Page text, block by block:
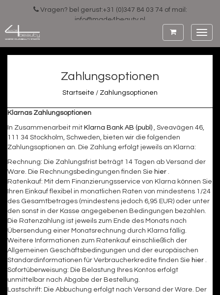
Vragen? bel gerust:+31 (0)347 84 03 74 of mail:
info@made4beauty.nl
Zahlungsoptionen
Startseite / Zahlungsoptionen
Klarnas Zahlungsoptionen
In Zusammenarbeit mit Klarna Bank AB (publ) , Sveavägen 46,
111 34 Stockholm, Schweden, bieten wir die folgenden
Zahlungsoptionen an. Die Zahlung erfolgt jeweils an Klarna:
Rechnung: Die Zahlungsfrist beträgt 14 Tagen ab Versand der
Ware. Die Rechnungsbedingungen finden Sie hier .
Ratenkauf: Mit dem Finanzierungsservice von Klarna können Sie
Ihren Einkauf flexibel in monatlichen Raten von mindestens 1/24
des Gesamtbetrages (mindestens jedoch 6,95 EUR) oder unter
den sonst in der Kasse angegebenen Bedingungen bezahlen.
Die Ratenzahlung ist jeweils zum Ende des Monats nach
Übersendung einer Monatsrechnung durch Klarna fällig.
Weitere Informationen zum Ratenkauf einschließlich der
Allgemeinen Geschäftsbedingungen und der europäischen
Standardinformationen für Verbraucherkredite finden Sie hier .
Sofortüberweisung: Die Belastung Ihres Kontos erfolgt
unmittelbar nach Abgabe der Bestellung.
Lastschrift: Die Abbuchung erfolgt nach Versand der Ware. Der